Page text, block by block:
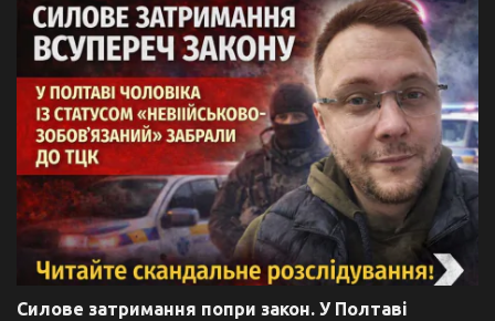
Силове затримання попри закон. У Полтаві